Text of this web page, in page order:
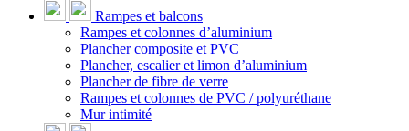
Rampes et balcons
Rampes et colonnes d’aluminium
Plancher composite et PVC
Plancher, escalier et limon d’aluminium
Plancher de fibre de verre
Rampes et colonnes de PVC / polyuréthane
Mur intimité